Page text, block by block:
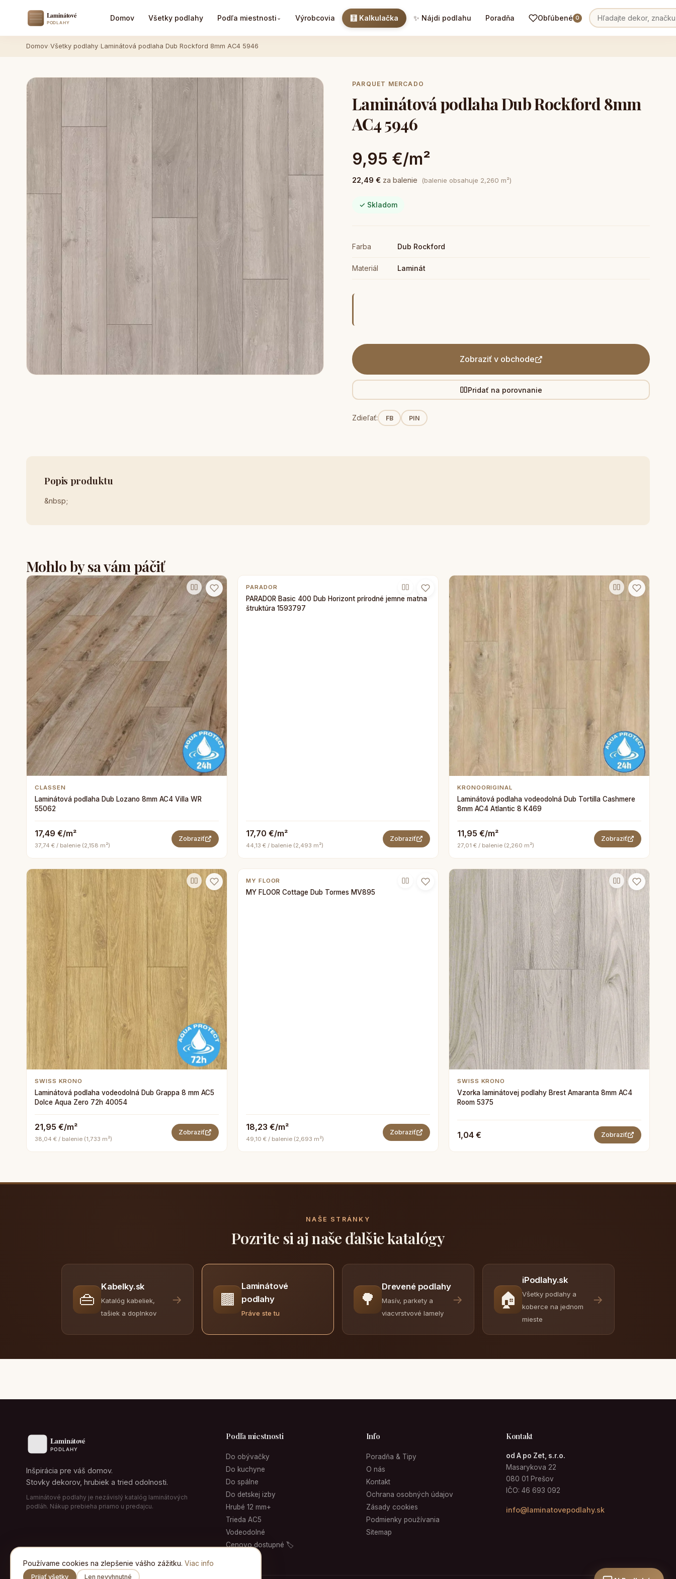
Používame cookies na zlepšenie vášho zážitku. Viac info
Prijať všetky Len nevyhnutné
Domov Všetky podlahy Podľa miestnosti ⌄ Výrobcovia 🧮 Kalkulačka ✨ Nájdi podlahu Poradňa Obľúbené 0
Domov Všetky podlahy Laminátová podlaha Dub Rockford 8mm AC4 5946
PARQUET MERCADO
Laminátová podlaha Dub Rockford 8mm
AC4 5946
9,95 €/m²
22,49 € za balenie (balenie obsahuje 2,260 m²)
✓ Skladom
Farba Dub Rockford
Materiál Laminát
Zobraziť v obchode
Pridať na porovnanie
Zdieľať: FB PIN
Popis produktu
&nbsp;
Mohlo by sa vám páčiť
CLASSEN
Laminátová podlaha Dub Lozano 8mm AC4 Villa WR
55062
17,49 €/m²
37,74 € / balenie (2,158 m²)
Zobraziť
PARADOR
PARADOR Basic 400 Dub Horizont prírodné jemne matná
štruktúra 1593797
17,70 €/m²
44,13 € / balenie (2,493 m²)
Zobraziť
KRONOORIGINAL
Laminátová podlaha vodeodolná Dub Tortilla Cashmere
8mm AC4 Atlantic 8 K469
11,95 €/m²
27,01 € / balenie (2,260 m²)
Zobraziť
SWISS KRONO
Laminátová podlaha vodeodolná Dub Grappa 8 mm AC5
Dolce Aqua Zero 72h 40054
21,95 €/m²
38,04 € / balenie (1,733 m²)
Zobraziť
MY FLOOR
MY FLOOR Cottage Dub Tormes MV895
18,23 €/m²
49,10 € / balenie (2,693 m²)
Zobraziť
SWISS KRONO
Vzorka laminátovej podlahy Brest Amaranta 8mm AC4
Room 5375
1,04 € Zobraziť
NAŠE STRÁNKY
Pozrite si aj naše ďalšie katalógy
👜
Kabelky.sk
Katalóg kabeliek,
tašiek a doplnkov
→ 🟫
Laminátové
podlahy
Práve ste tu
🌳
Drevené podlahy
Masív, parkety a
viacvrstvové lamely
→ 🏠
iPodlahy.sk
Všetky podlahy a
koberce na jednom
mieste
→
Inšpirácia pre váš domov.
Stovky dekorov, hrubiek a tried odolnosti.
Laminátové podlahy je nezávislý katalóg laminátových
podláh. Nákup prebieha priamo u predajcu.
Podľa miestnosti
Do obývačky
Do kuchyne
Do spálne
Do detskej izby
Hrubé 12 mm+
Trieda AC5
Vodeodolné
Cenovo dostupné 🏷
Info
Poradňa & Tipy
O nás
Kontakt
Ochrana osobných údajov
Zásady cookies
Podmienky používania
Sitemap
Kontakt
od A po Zet, s.r.o.
Masarykova 22
080 01 Prešov
IČO: 46 693 092
info@laminatovepodlahy.sk